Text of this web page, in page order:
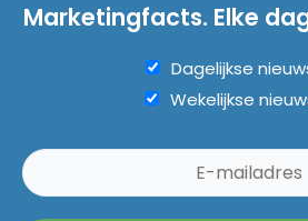
Marketingfacts. Elke
Dagelijkse
Wekelijkse